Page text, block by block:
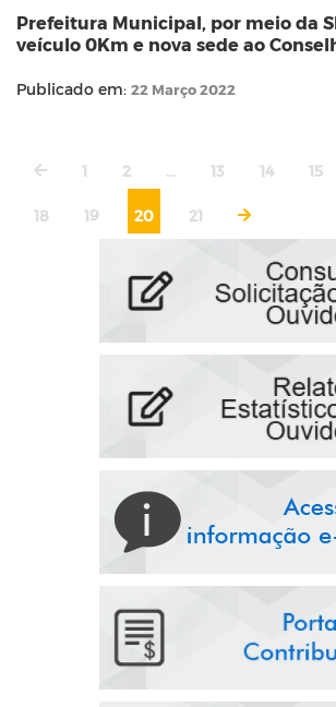
Prefeitura Municipal, por meio da
veículo 0Km e nova sede ao
Publicado em: 22 Março 2022
1 2 ... 13 14 15
18 19 20 21